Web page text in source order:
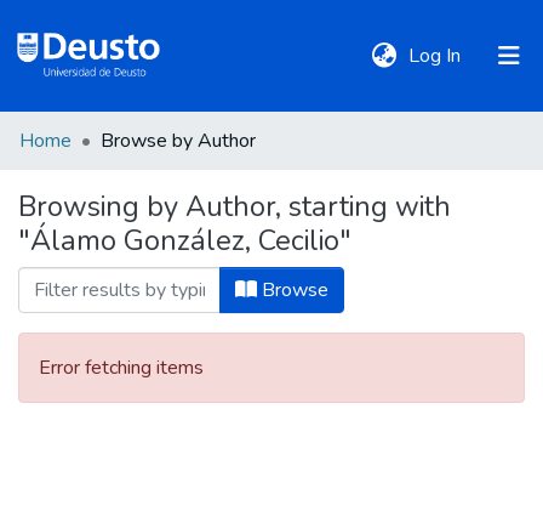
Log In (current)
Communities
&
Collections
All of DSpace
Home Browse by Author
Browsing by Author, starting with
"Álamo González, Cecilio"
Browse
Error fetching items